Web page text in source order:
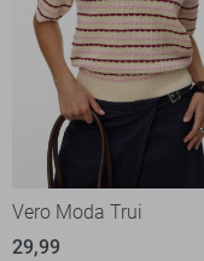
Vero Moda Trui
29,99